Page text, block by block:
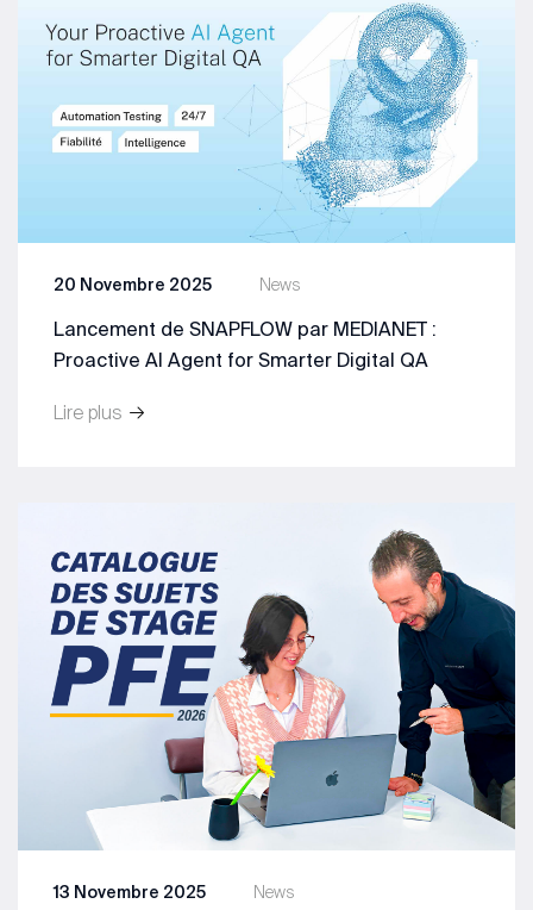
News
20 Novembre 2025
Lancement de SNAPFLOW par MEDIANET :
Proactive AI Agent for Smarter Digital QA
Lire plus
News
13 Novembre 2025